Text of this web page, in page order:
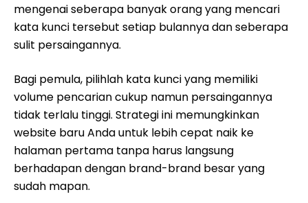
mengenai seberapa banyak orang yang mencari
kata kunci tersebut setiap bulannya dan seberapa
sulit persaingannya.
Bagi pemula, pilihlah kata kunci yang memiliki
volume pencarian cukup namun persaingannya
tidak terlalu tinggi. Strategi ini memungkinkan
website baru Anda untuk lebih cepat naik ke
halaman pertama tanpa harus langsung
berhadapan dengan brand-brand besar yang
sudah mapan.